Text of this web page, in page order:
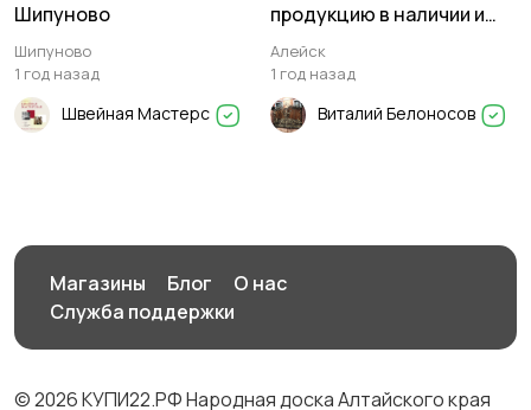
Шипуново
Шипуново
1 год назад
Швейная Мастерс
продукцию в наличии и
под заказ
Алейск
1 год назад
Виталий Белоносов
Магазины Блог
О нас
Служба поддержки
© 2026 КУПИ22.РФ Народная доска Алтайского края